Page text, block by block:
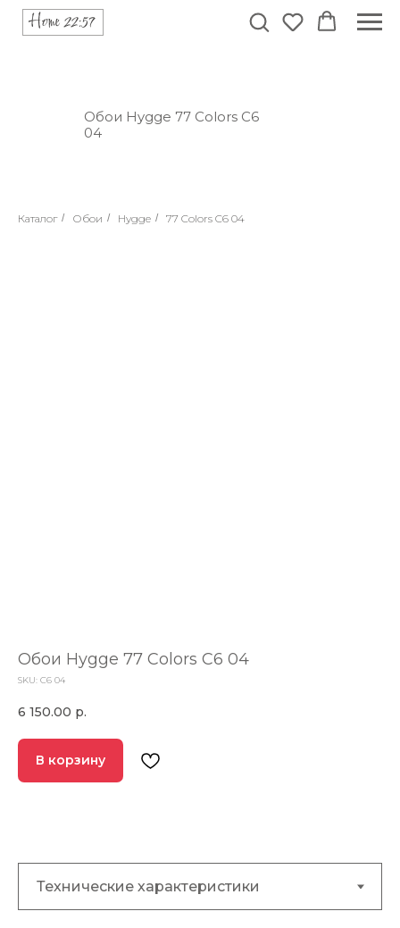
Обои Hygge 77 Colors C6
04
Каталог / Обои / Hygge / 77 Colors C6 04
Обои Hygge 77 Colors C6 04
SKU: C6 04
6 150.00 р.
В корзину